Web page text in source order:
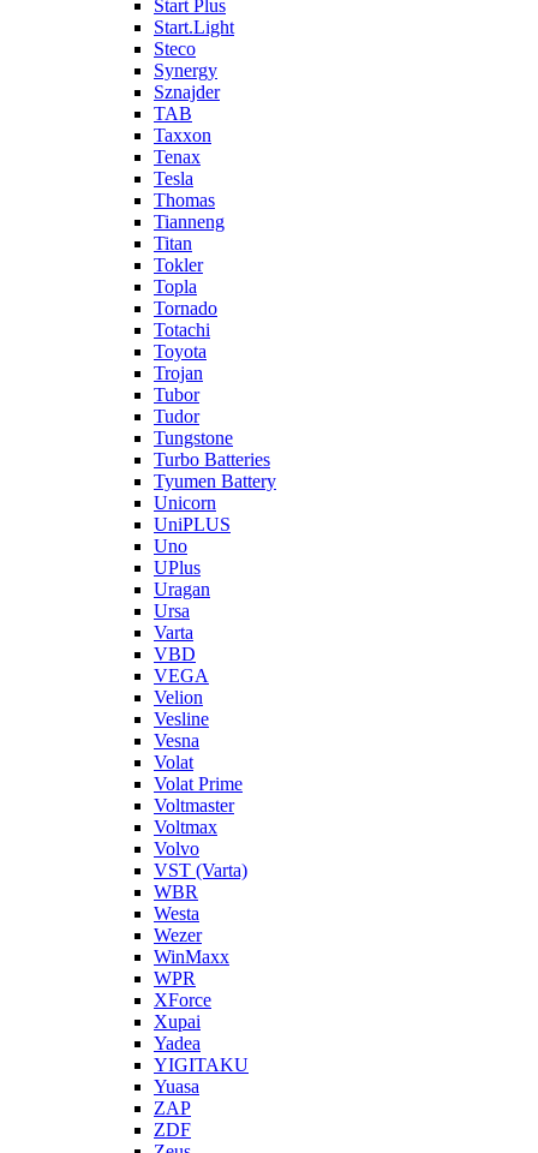
Start Plus
Start.Light
Steco
Synergy
Sznajder
TAB
Taxxon
Tenax
Tesla
Thomas
Tianneng
Titan
Tokler
Topla
Tornado
Totachi
Toyota
Trojan
Tubor
Tudor
Tungstone
Turbo Batteries
Tyumen Battery
Unicorn
UniPLUS
Uno
UPlus
Uragan
Ursa
Varta
VBD
VEGA
Velion
Vesline
Vesna
Volat
Volat Prime
Voltmaster
Voltmax
Volvo
VST (Varta)
WBR
Westa
Wezer
WinMaxx
WPR
XForce
Xupai
Yadea
YIGITAKU
Yuasa
ZAP
ZDF